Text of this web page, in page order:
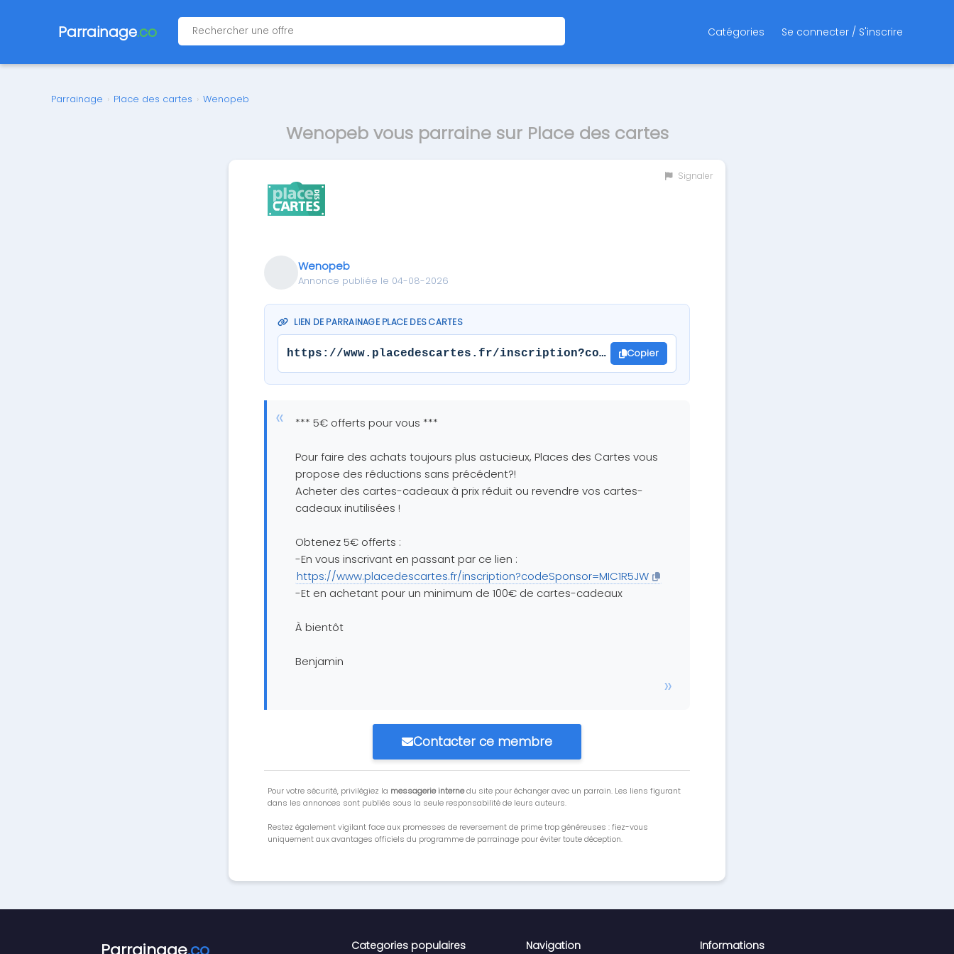
Parrainage.co Catégories Se connecter / S'inscrire
Parrainage › Place des cartes › Wenopeb
Wenopeb vous parraine sur Place des cartes
Signaler
Wenopeb
Annonce publiée le 04-08-2026
LIEN DE PARRAINAGE PLACE DES CARTES
https://www.placedescartes.fr/inscription?codeSponsor=MIC1R5JW
Copier
*** 5€ offerts pour vous ***
Pour faire des achats toujours plus astucieux, Places des Cartes vous
propose des réductions sans précédent?!
Acheter des cartes-cadeaux à prix réduit ou revendre vos cartes-
cadeaux inutilisées !
Obtenez 5€ offerts :
-En vous inscrivant en passant par ce lien :
https://www.placedescartes.fr/inscription?codeSponsor=MIC1R5JW
-Et en achetant pour un minimum de 100€ de cartes-cadeaux
À bientôt
Benjamin
Contacter ce membre
Pour votre sécurité, privilégiez la messagerie internedu site pour échanger avec un parrain. Les liens figurant
dans les annonces sont publiés sous la seule responsabilité de leurs auteurs.
Restez également vigilant face aux promesses de reversement de prime trop généreuses : fiez-vous
uniquement aux avantages officiels du programme de parrainage pour éviter toute déception.
Categories populaires Navigation Informations